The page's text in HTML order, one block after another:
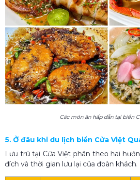
Các món ăn hấp dẫn tại biển
5. Ở đâu khi du lịch biển Cửa Việt
Lưu trú tại Cửa Việt phân theo hai
đích và thời gian lưu lại của đoàn khách.